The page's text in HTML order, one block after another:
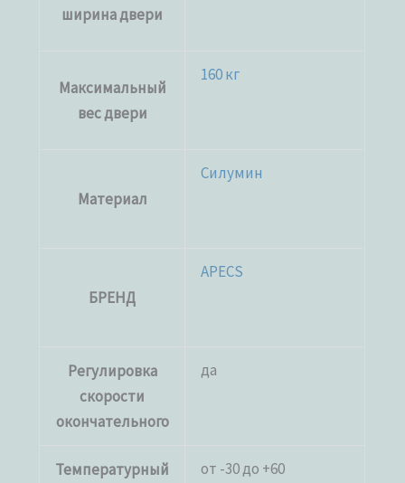
ширина двери
Максимальный
вес двери
160 кг
Материал
Силумин
БРЕНД
APECS
Регулировка
скорости
окончательного
да
Температурный
от -30 до +60